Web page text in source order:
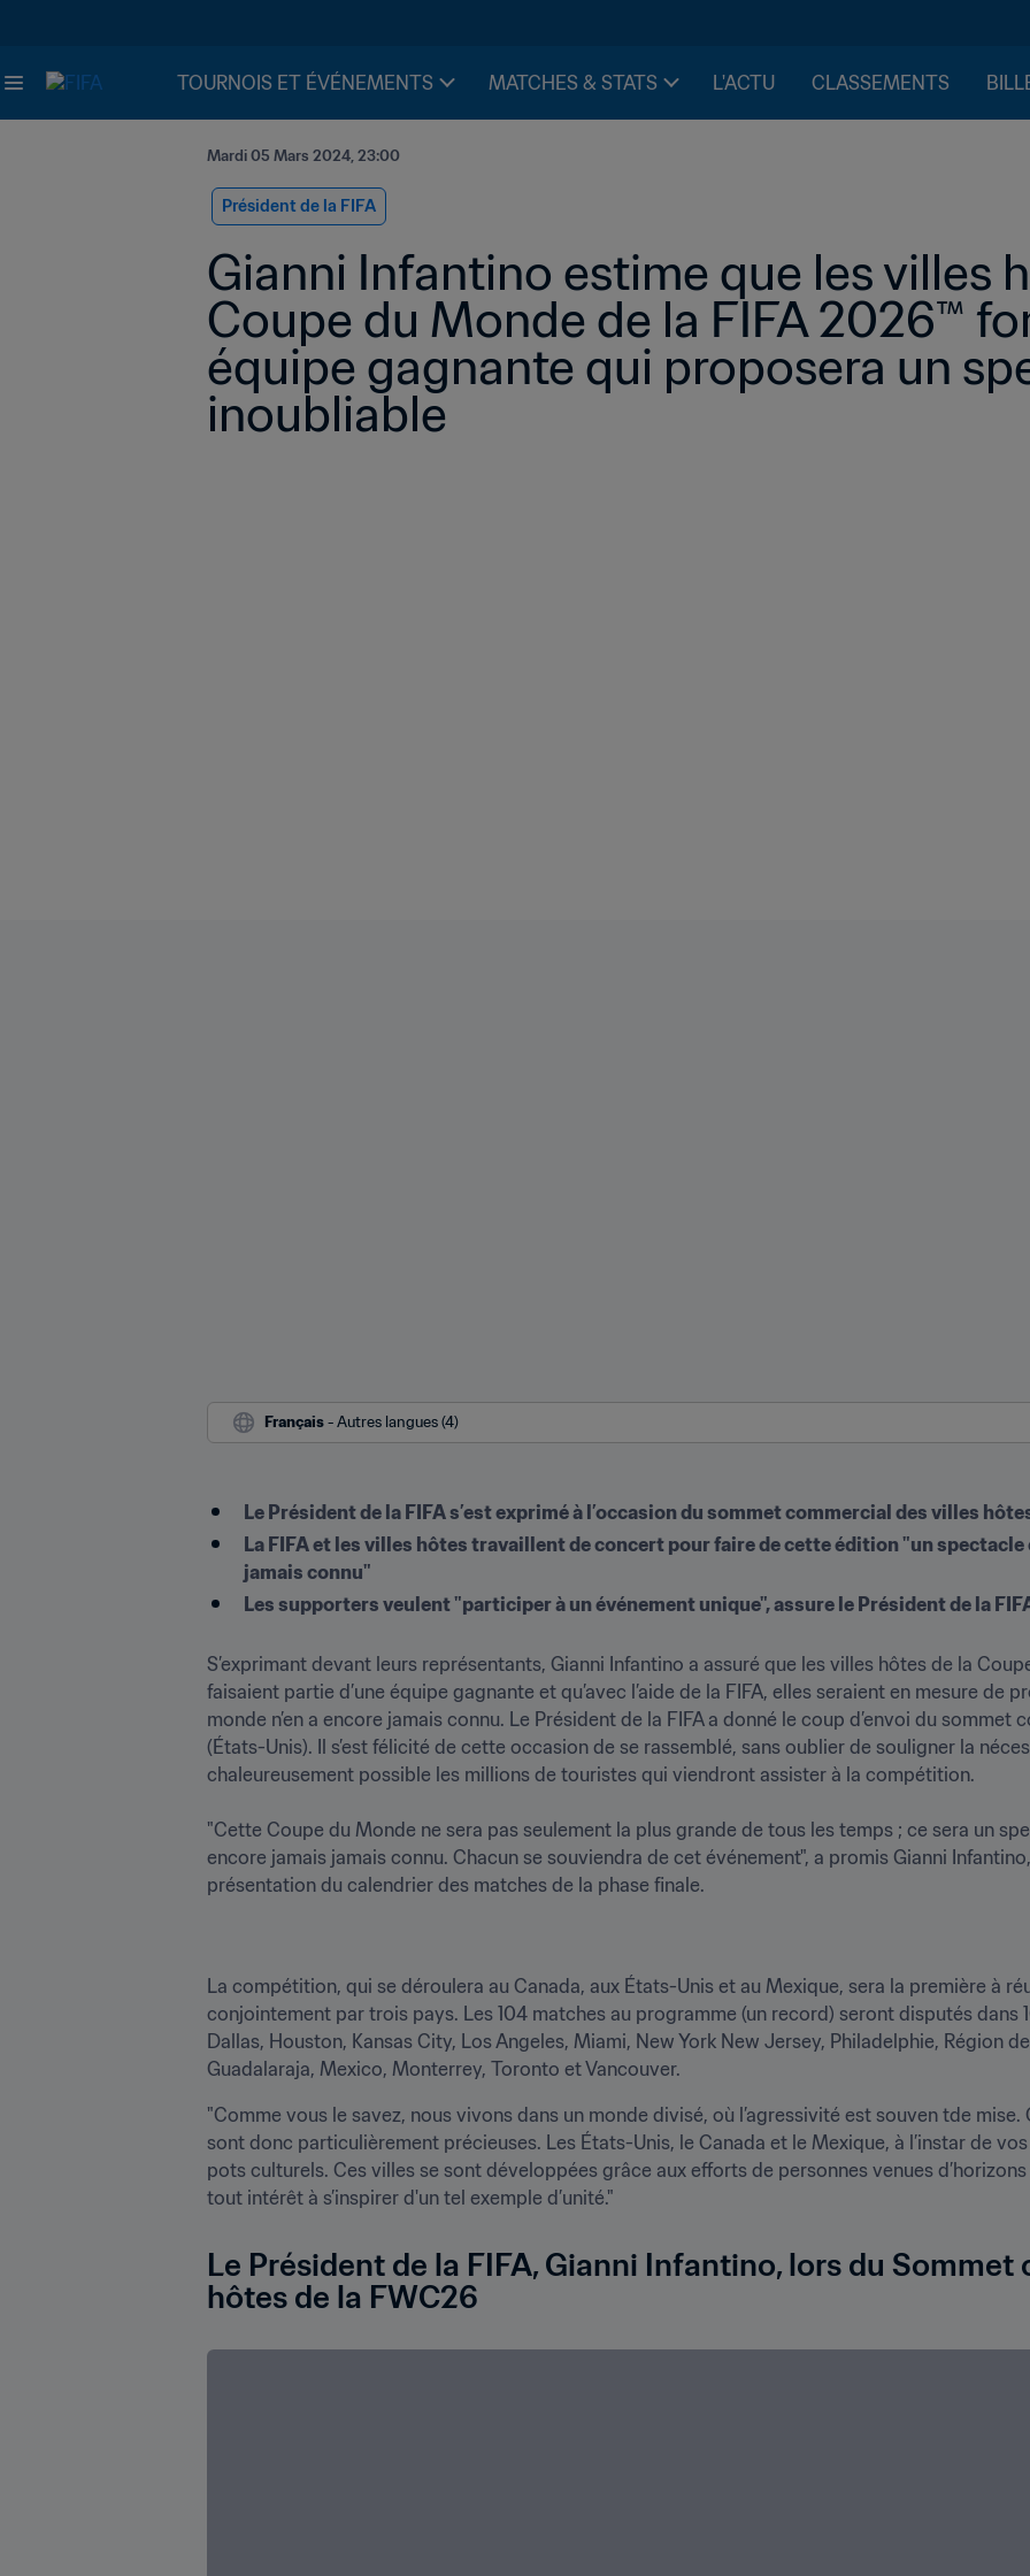
TOURNOIS ET ÉVÉNEMENTS MATCHES & STATS L'ACTU CLASSEMENTS
Mardi 05 Mars 2024, 23:00
Président de la FIFA
Gianni Infantino estime que les villes
Coupe du Monde de la FIFA 2026™
équipe gagnante qui proposera un
inoubliable
Français - Autres langues (4)
Le Président de la FIFA s’est exprimé à l’occasion du sommet commercial des villes
La FIFA et les villes hôtes travaillent de concert pour faire de cette édition "un spectacle
jamais connu"
Les supporters veulent "participer à un événement unique", assure le Président de la
S’exprimant devant leurs représentants, Gianni Infantino a assuré que les villes hôtes de la
faisaient partie d’une équipe gagnante et qu’avec l’aide de la FIFA, elles seraient en mesure de
monde n’en a encore jamais connu. Le Président de la FIFA a donné le coup d’envoi du
(États-Unis). Il s’est félicité de cette occasion de se rassemblé, sans oublier de souligner la
chaleureusement possible les millions de touristes qui viendront assister à la compétition.
"Cette Coupe du Monde ne sera pas seulement la plus grande de tous les temps ; ce sera un
encore jamais jamais connu. Chacun se souviendra de cet événement", a promis Gianni
présentation du calendrier des matches de la phase finale.
La compétition, qui se déroulera au Canada, aux États-Unis et au Mexique, sera la première à
conjointement par trois pays. Les 104 matches au programme (un record) seront disputés dans
Dallas, Houston, Kansas City, Los Angeles, Miami, New York New Jersey, Philadelphie, Région
Guadalaraja, Mexico, Monterrey, Toronto et Vancouver.
"Comme vous le savez, nous vivons dans un monde divisé, où l’agressivité est souven tde
sont donc particulièrement précieuses. Les États-Unis, le Canada et le Mexique, à l’instar de
pots culturels. Ces villes se sont développées grâce aux efforts de personnes venues
tout intérêt à s’inspirer d'un tel exemple d’unité."
Le Président de la FIFA, Gianni Infantino, lors du
hôtes de la FWC26